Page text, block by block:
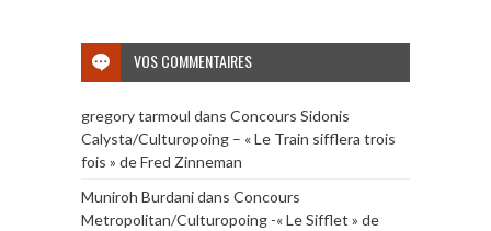
VOS COMMENTAIRES
gregory tarmoul dans Concours Sidonis
Calysta/Culturopoing – « Le Train sifflera trois
fois » de Fred Zinneman
Muniroh Burdanidans Concours
Metropolitan/Culturopoing -« Le Sifflet » de